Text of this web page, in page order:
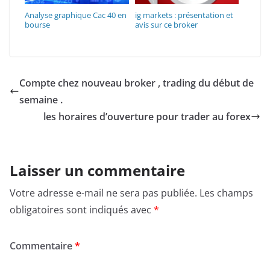
Analyse graphique Cac 40 en
bourse
ig markets : présentation et
avis sur ce broker
Compte chez nouveau broker , trading du début de
semaine .
les horaires d’ouverture pour trader au forex
Laisser un commentaire
Votre adresse e-mail ne sera pas publiée. Les champs
obligatoires sont indiqués avec *
Commentaire*